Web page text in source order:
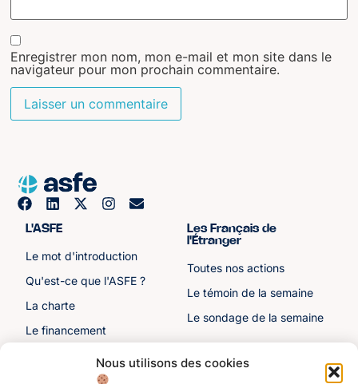
Nous utilisons des cookies
Enregistrer mon nom, mon e-mail et mon site dans le
navigateur pour mon prochain commentaire.
L'ASFE
Le mot d'introduction
Qu'est-ce que l'ASFE ?
La charte
Le financement
Les sénateurs
Les Français de
l'Étranger
Toutes nos actions
Le témoin de la semaine
Le sondage de la semaine